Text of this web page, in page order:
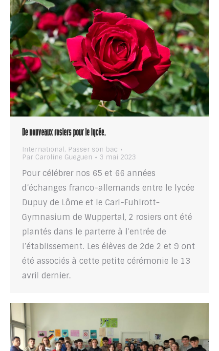
De nouveaux rosiers pour le lycée.
International, Passer son bac
Par Caroline Gueguen 3 mai 2023
Pour célébrer nos 65 et 66 années
d’échanges franco-allemands entre le lycée
Dupuy de Lôme et le Carl-Fuhlrott-
Gymnasium de Wuppertal, 2 rosiers ont été
plantés dans le parterre à l’entrée de
l’établissement. Les élèves de 2de 2 et 9 ont
été associés à cette petite cérémonie le 13
avril dernier.